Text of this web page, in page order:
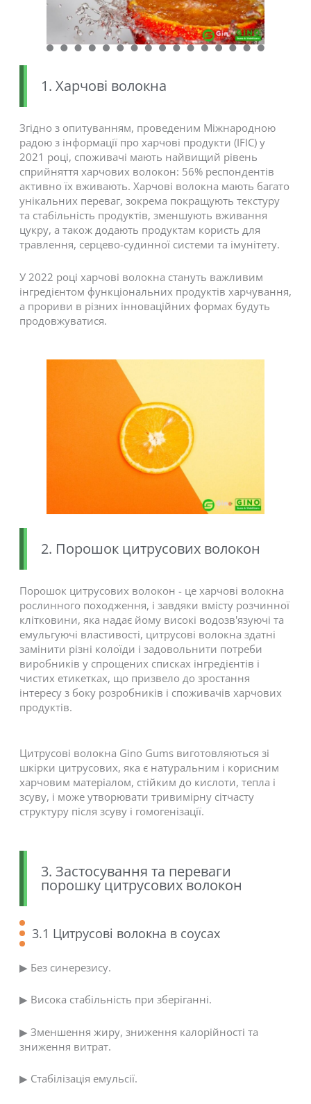
1. Харчові волокна
Згідно з опитуванням, проведеним Міжнародною
радою з інформації про харчові продукти (IFIC) у
2021 році, споживачі мають найвищий рівень
сприйняття харчових волокон: 56% респондентів
активно їх вживають. Харчові волокна мають багато
унікальних переваг, зокрема покращують текстуру
та стабільність продуктів, зменшують вживання
цукру, а також додають продуктам користь для
травлення, серцево-судинної системи та імунітету.
У 2022 році харчові волокна стануть важливим
інгредієнтом функціональних продуктів харчування,
а прориви в різних інноваційних формах будуть
продовжуватися.
2. Порошок цитрусових волокон
Порошок цитрусових волокон - це харчові волокна
рослинного походження, і завдяки вмісту розчинної
клітковини, яка надає йому високі водозв'язуючі та
емульгуючі властивості, цитрусові волокна здатні
замінити різні колоїди і задовольнити потреби
виробників у спрощених списках інгредієнтів і
чистих етикетках, що призвело до зростання
інтересу з боку розробників і споживачів харчових
продуктів.
Цитрусові волокна Gino Gums виготовляються зі
шкірки цитрусових, яка є натуральним і корисним
харчовим матеріалом, стійким до кислоти, тепла і
зсуву, і може утворювати тривимірну сітчасту
структуру після зсуву і гомогенізації.
3. Застосування та переваги
порошку цитрусових волокон
3.1 Цитрусові волокна в соусах
▶ Без синерезису.
▶ Висока стабільність при зберіганні.
▶ Зменшення жиру, зниження калорійності та
зниження витрат.
▶ Стабілізація емульсії.